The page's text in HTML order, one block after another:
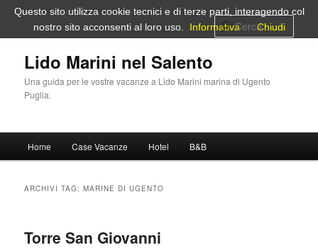
contenuto
contenuto
Lido Marini nel Salento
Una guida per le vostre vacanze a Lido Marini marina di Ugento
Puglia.
principale
Home Case Vacanze Hotel B&B
ARCHIVI TAG:MARINE DI UGENTO
Torre San Giovanni
Questo sito utilizza cookie tecnici e di terze parti, interagendo col
nostro sito acconsenti al loro uso.
Informativa Chiudi